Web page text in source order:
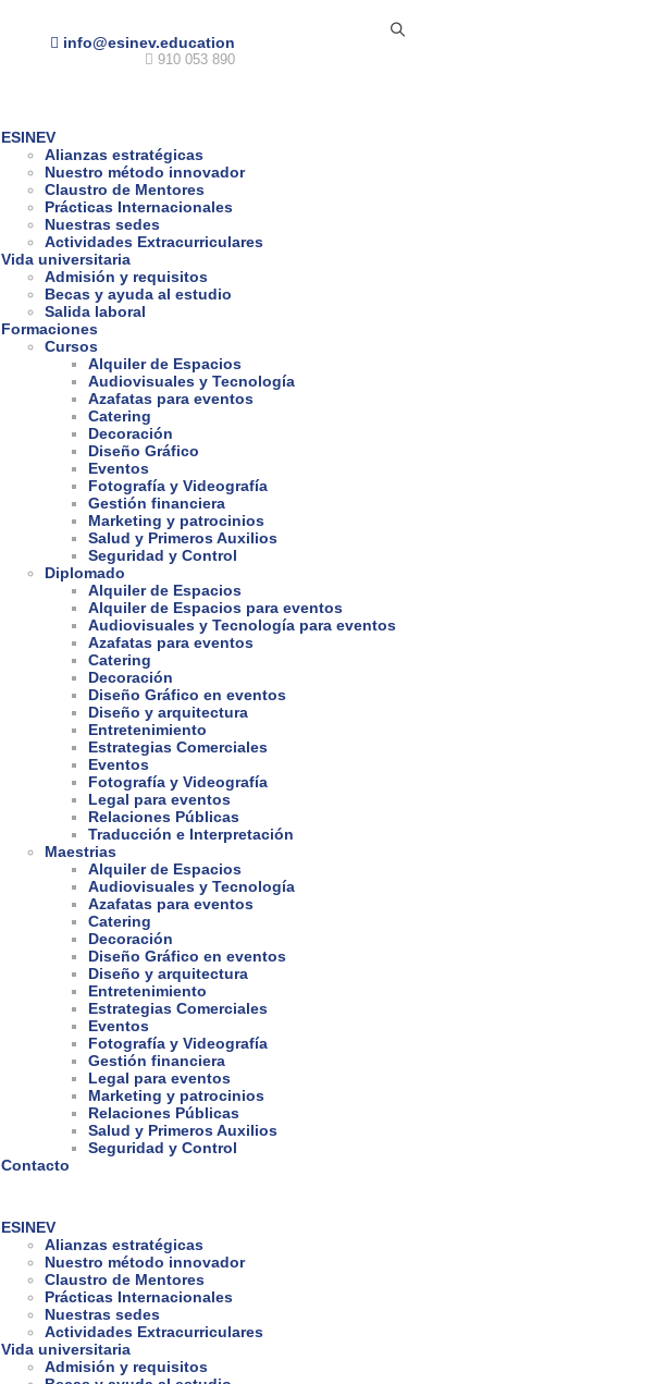
info@esinev.education
910 053 890
ESINEV
Alianzas estratégicas
Nuestro método innovador
Claustro de Mentores
Prácticas Internacionales
Nuestras sedes
Actividades Extracurriculares
Vida universitaria
Admisión y requisitos
Becas y ayuda al estudio
Salida laboral
Formaciones
Cursos
Alquiler de Espacios
Audiovisuales y Tecnología
Azafatas para eventos
Catering
Decoración
Diseño Gráfico
Eventos
Fotografía y Videografía
Gestión financiera
Marketing y patrocinios
Salud y Primeros Auxilios
Seguridad y Control
Diplomado
Alquiler de Espacios
Alquiler de Espacios para eventos
Audiovisuales y Tecnología para eventos
Azafatas para eventos
Catering
Decoración
Diseño Gráfico en eventos
Diseño y arquitectura
Entretenimiento
Estrategias Comerciales
Eventos
Fotografía y Videografía
Legal para eventos
Relaciones Públicas
Traducción e Interpretación
Maestrias
Alquiler de Espacios
Audiovisuales y Tecnología
Azafatas para eventos
Catering
Decoración
Diseño Gráfico en eventos
Diseño y arquitectura
Entretenimiento
Estrategias Comerciales
Eventos
Fotografía y Videografía
Gestión financiera
Legal para eventos
Marketing y patrocinios
Relaciones Públicas
Salud y Primeros Auxilios
Seguridad y Control
Contacto
ESINEV
Alianzas estratégicas
Nuestro método innovador
Claustro de Mentores
Prácticas Internacionales
Nuestras sedes
Actividades Extracurriculares
Vida universitaria
Admisión y requisitos